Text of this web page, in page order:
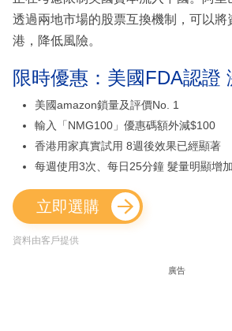
透過兩地市場的股票互換機制，可以將
港，降低風險。
限時優惠：美國FDA認證
美國amazon鎖量及評價No. 1
輸入「NMG100」優惠碼額外減$100
香港用家真實試用 8週後效果已經顯著
每週使用3次、每日25分鐘 髮量明顯增加
立即選購
資料由客戶提供
廣告